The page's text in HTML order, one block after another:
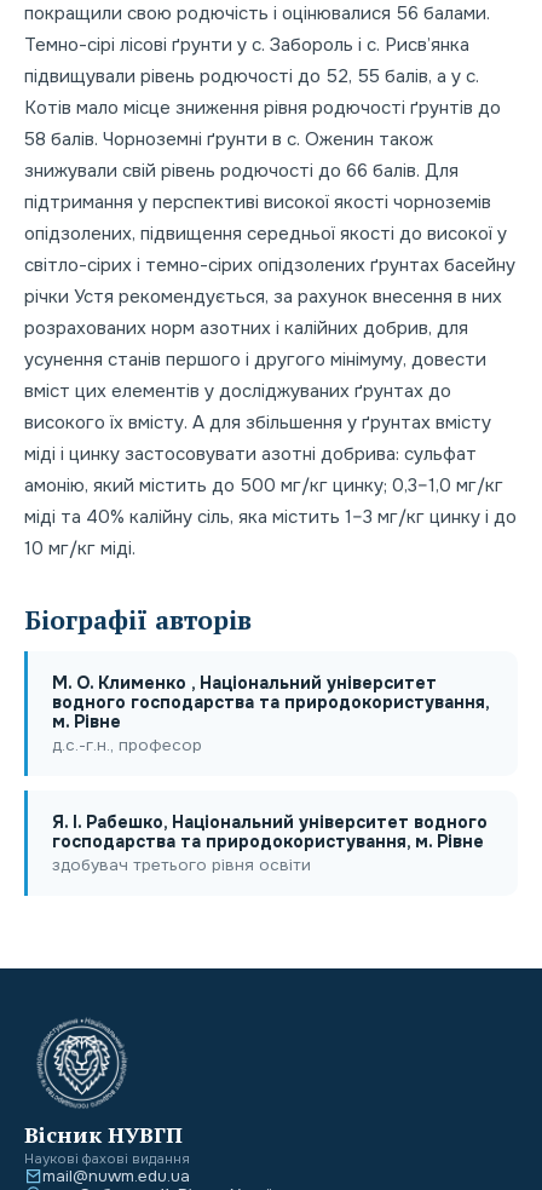
покращили свою родючість і оцінювалися 56 балами.
Темно-сірі лісові ґрунти у с. Забороль і с. Рисв’янка
підвищували рівень родючості до 52, 55 балів, а у с.
Котів мало місце зниження рівня родючості ґрунтів до
58 балів. Чорноземні ґрунти в с. Оженин також
знижували свій рівень родючості до 66 балів. Для
підтримання у перспективі високої якості чорноземів
опідзолених, підвищення середньої якості до високої у
світло-сірих і темно-сірих опідзолених ґрунтах басейну
річки Устя рекомендується, за рахунок внесення в них
розрахованих норм азотних і калійних добрив, для
усунення станів першого і другого мінімуму, довести
вміст цих елементів у досліджуваних ґрунтах до
високого їх вмісту. А для збільшення у ґрунтах вмісту
міді і цинку застосовувати азотні добрива: сульфат
амонію, який містить до 500 мг/кг цинку; 0,3–1,0 мг/кг
міді та 40% калійну сіль, яка містить 1–3 мг/кг цинку і до
10 мг/кг міді.
Біографії авторів
М. О. Клименко , Національний університет
водного господарства та природокористування,
м. Рівне
д.с.-г.н., професор
Я. І. Рабешко, Національний університет водного
господарства та природокористування, м. Рівне
здобувач третього рівня освіти
Вісник НУВГП
Наукові фахові видання
mail@nuwm.edu.ua